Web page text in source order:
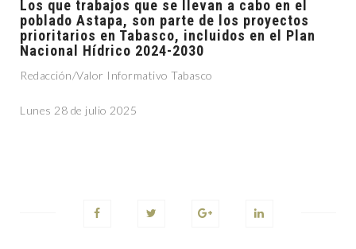
Los que trabajos que se llevan a cabo en el
poblado Astapa, son parte de los proyectos
prioritarios en Tabasco, incluidos en el Plan
Nacional Hídrico 2024-2030
Redacción/Valor Informativo Tabasco
Lunes 28 de julio 2025